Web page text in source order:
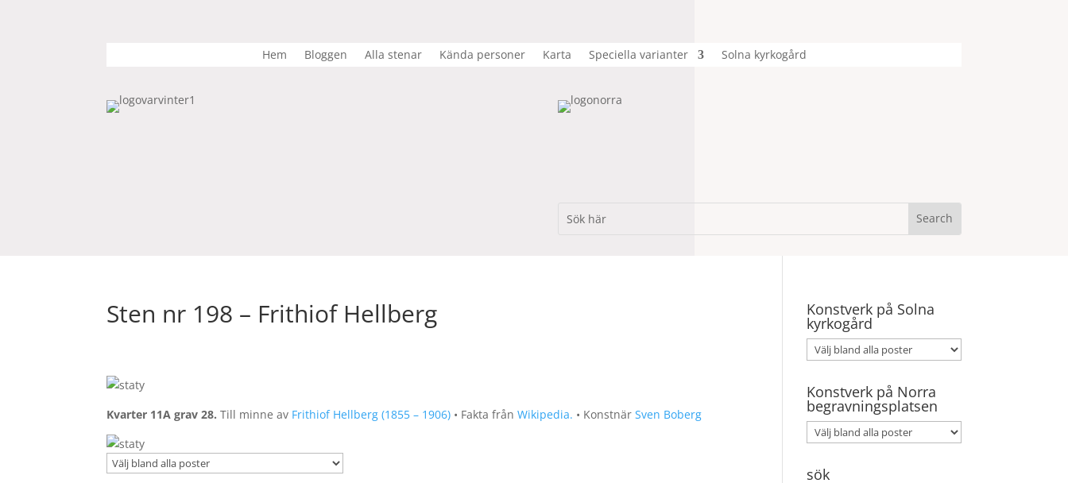
Hem Bloggen Alla stenar Kända personer Karta Speciella varianter Solna kyrkogård
Sten nr 198 – Frithiof Hellberg
Kvarter 11A grav 28. Till minne av Frithiof Hellberg (1855 – 1906) • Fakta frånWikipedia. • KonstnärSven Boberg
Konstverk på Solna
kyrkogård
Konstverk på Norra
begravningsplatsen
sök